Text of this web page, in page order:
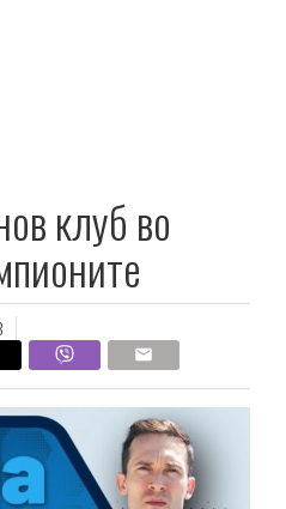
клуб во